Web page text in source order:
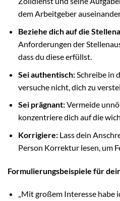
dem Arbeitgeber
Beziehe dich auf die
Anforderungen der
dass du diese erfüllst.
Sei authentisch:Schreibe in
versuche nicht, dich zu
Sei prägnant:Vermeide
konzentriere dich auf die
Korrigiere:Lass dein
Person Korrektur lesen, um
Formulierungsbeispiele für
„Mit großem Interesse habe